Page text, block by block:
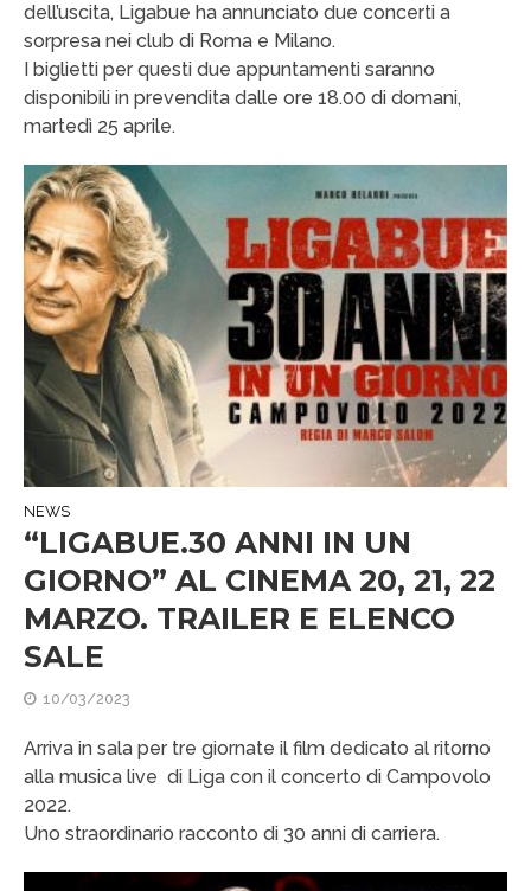
dell’uscita, Ligabue ha annunciato due concerti a
sorpresa nei club di Roma e Milano.
I biglietti per questi due appuntamenti saranno
disponibili in prevendita dalle ore 18.00 di domani,
martedì 25 aprile.
NEWS
“LIGABUE.30 ANNI IN UN
GIORNO” AL CINEMA 20, 21, 22
MARZO. TRAILER E ELENCO
SALE
10/03/2023
Arriva in sala per tre giornate il film dedicato al ritorno
alla musica live di Liga con il concerto di Campovolo
2022.
Uno straordinario racconto di 30 anni di carriera.